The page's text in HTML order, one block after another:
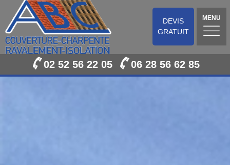
DEVIS
GRATUIT
MENU
02 52 56 22 05 06 28 56 62 85